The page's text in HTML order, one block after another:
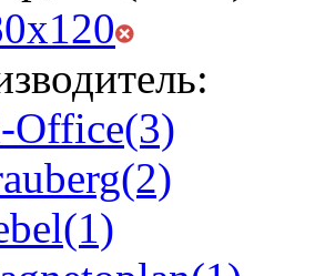
Office(3)
(2)
(1)